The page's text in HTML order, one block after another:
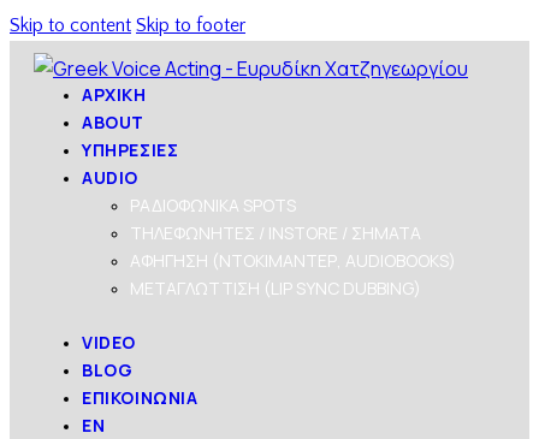
Skip to content Skip to footer
ΑΡΧΙΚΗ
ABOUT
ΥΠΗΡΕΣΙΕΣ
AUDIO
ΡΑΔΙΟΦΩΝΙΚΑ SPOTS
ΤΗΛΕΦΩΝΗΤΕΣ / INSTORE / ΣΗΜΑΤΑ
ΑΦΗΓΗΣΗ (ΝΤΟΚΙΜΑΝΤΕΡ, AUDIOBOOKS)
ΜΕΤΑΓΛΩΤΤΙΣΗ (LIP SYNC DUBBING)
VIDEO
BLOG
ΕΠΙΚΟΙΝΩΝΙΑ
EN